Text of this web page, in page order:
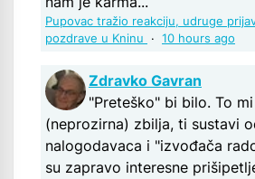
Pupovac tražio reakciju, udruge
pozdrave u Kninu
· 10 hours ago
Zdravko Gavran
"Preteško" bi bilo. To
(neprozirna) zbilja, ti sustavi
nalogodavaca i "izvođača
su zapravo interesne